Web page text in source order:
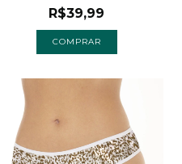
R$39,99
COMPRAR